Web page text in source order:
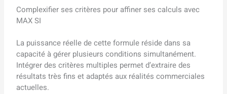
Complexifier ses critères pour affiner ses calculs avec
MAX SI
La puissance réelle de cette formule réside dans sa
capacité à gérer plusieurs conditions simultanément.
Intégrer des critères multiples permet d’extraire des
résultats très fins et adaptés aux réalités commerciales
actuelles.